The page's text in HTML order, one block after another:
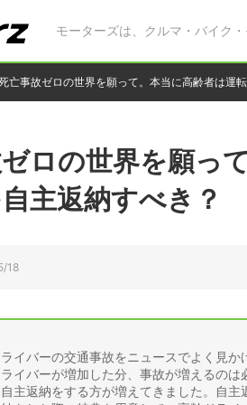
モーターズは、クルマ・バイク
亡事故ゼロの世界を願って。本当に高齢者は運
ロの世界を願っ
主返納すべき？
18
イバーの交通事故をニュースでよく見
イバーが増加した分、事故が増えるの
主返納をする方が増えてきました。自主